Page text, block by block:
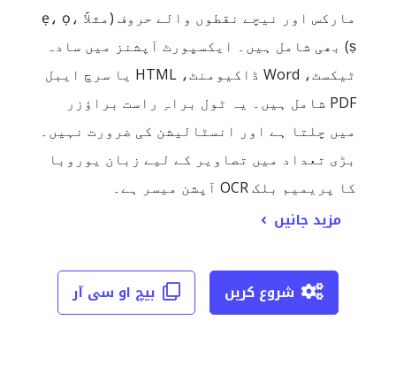
مارکس اور نیچے نقطوں والے حروف (مثلاً ẹ، ọ،
ṣ) بھی شامل ہیں۔ ایکسپورٹ آپشنز میں سادہ
ٹیکسٹ، Word ڈاکیومنٹ، HTML یا سرچ ایبل
PDF شامل ہیں۔ یہ ٹول براہِ راست براؤزر
میں چلتا ہے اور انسٹالیشن کی ضرورت نہیں۔
بڑی تعداد میں تصاویر کے لیے زبان یوروبا
کا پریمیم بلک OCR آپشن میسر ہے۔
مزید جانیں
بیچ او سی آر شروع کریں